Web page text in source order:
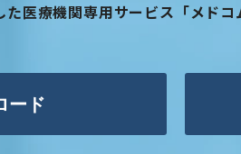
医療機関専用サービス「メドコ
ード